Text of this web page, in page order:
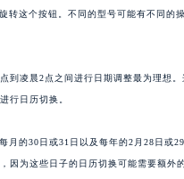
转这个按钮。不同的型号可能有不同的
到凌晨2点之间进行日期调整最为理想
行日历切换。
月的30日或31日以及每年的2月28日或
因为这些日子的日历切换可能需要额外的